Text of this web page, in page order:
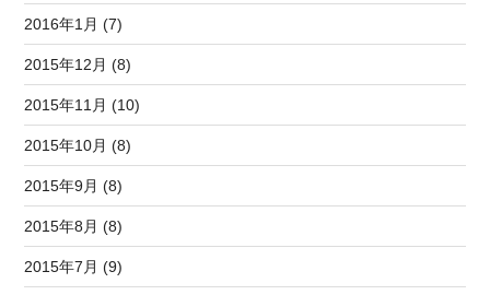
2016年1月 (7)
2015年12月 (8)
2015年11月 (10)
2015年10月 (8)
2015年9月 (8)
2015年8月 (8)
2015年7月 (9)